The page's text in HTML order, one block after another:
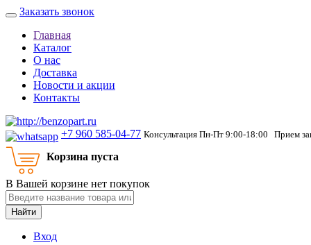
Заказать звонок
Главная
Каталог
О нас
Доставка
Новости и акции
Контакты
+7 960 585-04-77 Консультация Пн-Пт 9:00-18:00 Прием
Корзина пуста
В Вашей корзине нет покупок
Найти
Вход